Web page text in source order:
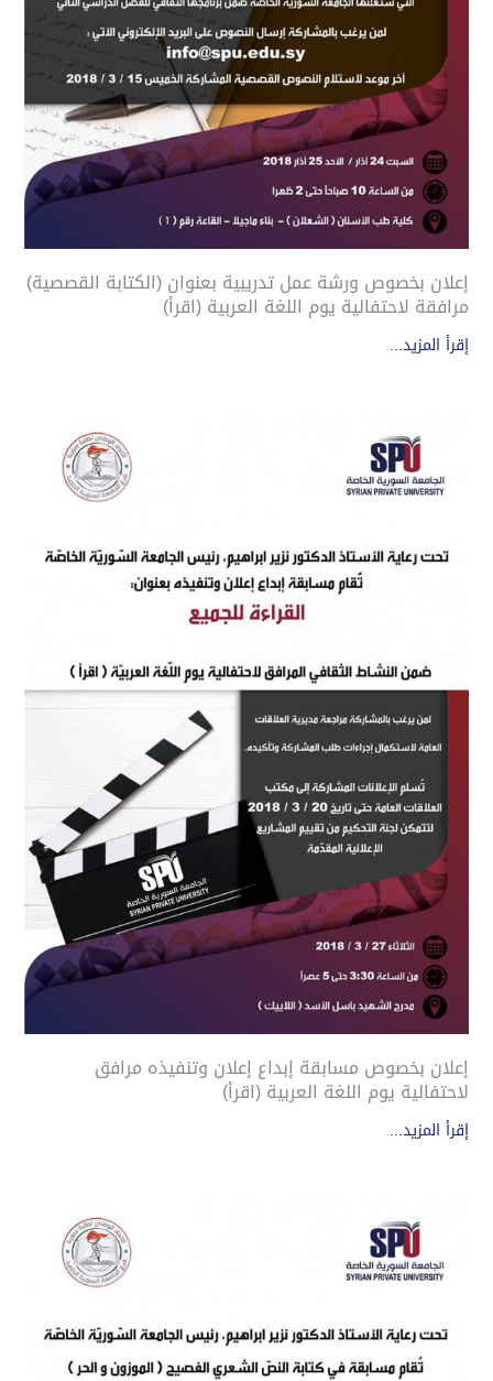
إعلان بخصوص ورشة عمل تدريبية بعنوان (الكتابة القصصية)
مرافقة لاحتفالية يوم اللغة العربية (اقرأ)
إقرأ المزيد...
إعلان بخصوص مسابقة إبداع إعلان وتنفيذه مرافق
لاحتفالية يوم اللغة العربية (اقرأ)
إقرأ المزيد...